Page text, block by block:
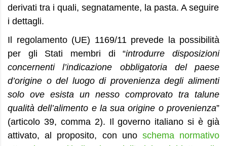
derivati tra i quali, segnatamente, la pasta. A seguire
i dettagli.
Il regolamento (UE) 1169/11 prevede la possibilità
per gli Stati membri di “introdurre disposizioni
concernenti l’indicazione obbligatoria del paese
d’origine o del luogo di provenienza degli alimenti
solo ove esista un nesso comprovato tra talune
qualità dell’alimento e la sua origine o provenienza”
(articolo 39, comma 2). Il governo italiano si è già
attivato, al proposito, con uno schema normativo